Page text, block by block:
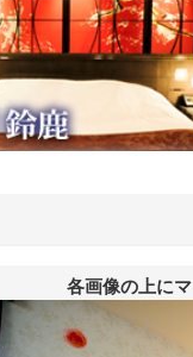
各画像の上に